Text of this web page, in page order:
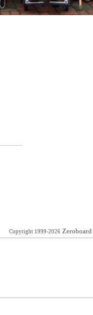
Copyright 1999-2026 Zeroboard